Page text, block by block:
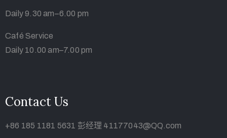
Daily 9.30 am–6.00 pm
Café Service
Daily 10.00 am–7.00 pm
Contact Us
+86 185 1181 5631 彭经理 41177043@QQ.com